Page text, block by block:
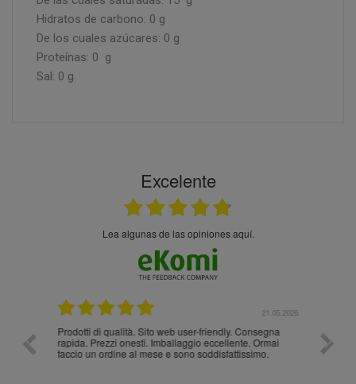
Hidratos de carbono: 0 g
De los cuales azúcares: 0 g
Proteínas: 0 g
Sal: 0 g
Excelente
Lea algunas de las opiniones aquí.
21.05.2026
Prodotti di qualità. Sito web user-friendly. Consegna
rapida. Prezzi onesti. Imballaggio eccellente. Ormai
faccio un ordine al mese e sono soddisfattissimo.
10/10